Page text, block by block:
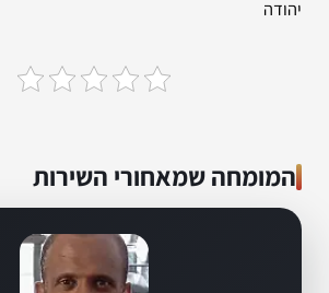
יהודה
המומחה שמאחורי השירות